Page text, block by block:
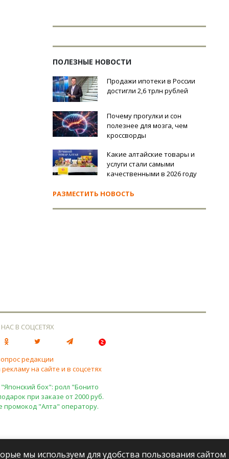
ПОЛЕЗНЫЕ НОВОСТИ
Продажи ипотеки в России
достигли 2,6 трлн рублей
Почему прогулки и сон
полезнее для мозга, чем
кроссворды
Какие алтайские товары и
услуги стали самыми
качественными в 2026 году
РАЗМЕСТИТЬ НОВОСТЬ
В СОЦСЕТЯХ
редакции
на сайте и в соцсетях
бох": ролл "Бонито
при заказе от 2000 руб.
промокод "Алта" оператору.
мы используем для удобства пользования сайтом